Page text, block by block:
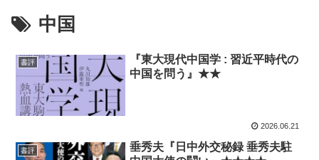
中国
書評
『東大現代中国学 : 習近平時代の
中国を問う』★★
2026.06.21
書評
垂秀夫『日中外交秘録 垂秀夫駐